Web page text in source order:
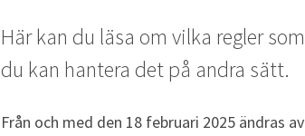
Här kan du läsa om vilka regler
du kan hantera det på andra sätt.
Från och med den 18 februari 2025 ändras